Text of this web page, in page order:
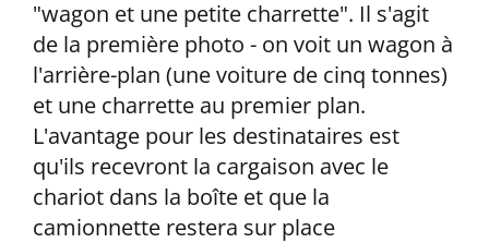
"wagon et une petite charrette". Il s'agit
de la première photo - on voit un wagon à
l'arrière-plan (une voiture de cinq tonnes)
et une charrette au premier plan.
L'avantage pour les destinataires est
qu'ils recevront la cargaison avec le
chariot dans la boîte et que la
camionnette restera sur place